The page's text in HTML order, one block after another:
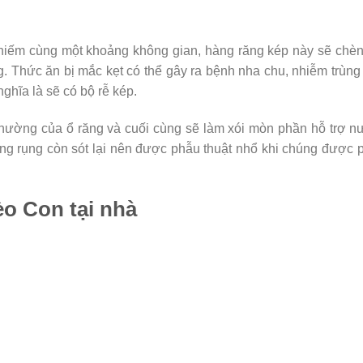
cùng một khoảng không gian, hàng răng kép này sẽ
Thức ăn bị mắc kẹt có thể gây ra bệnh nha chu, nhiễm trùng
là sẽ có bộ rễ kép.
của ổ răng và cuối cùng sẽ làm xói mòn phần hỗ trợ
rụng còn sót lại nên được phẫu thuật nhổ khi chúng được
Con tại nhà